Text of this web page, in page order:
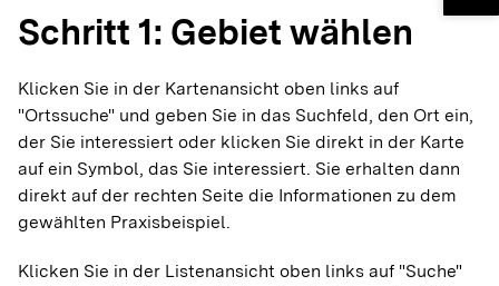
Schritt 1: Gebiet wählen
Klicken Sie in der Kartenansicht oben links auf
"Ortssuche" und geben Sie in das Suchfeld, den Ort ein,
der Sie interessiert oder klicken Sie direkt in der Karte
auf ein Symbol, das Sie interessiert. Sie erhalten dann
direkt auf der rechten Seite die Informationen zu dem
gewählten Praxisbeispiel.
Klicken Sie in der Listenansicht oben links auf "Suche"